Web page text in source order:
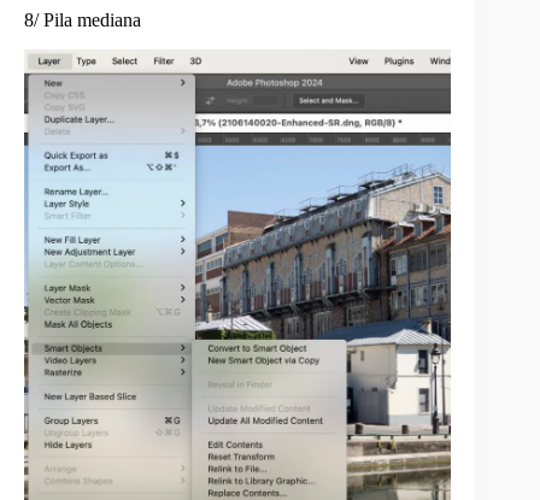
8/ Pila mediana